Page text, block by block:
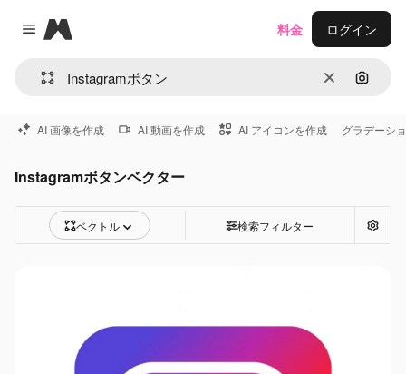
Close menu
Magnific
消去 画像で
料金 ログイン
AI 画像を作成 AI 動画を作成 AI アイコンを作成 グラデーシ
Instagramボタンベクター
ベクトル 検索フィルター